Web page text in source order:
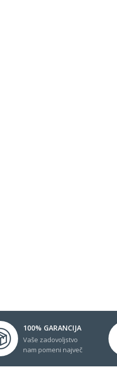
100% GARANCIJA
Vaše zadovoljstvo
nam pomeni največ